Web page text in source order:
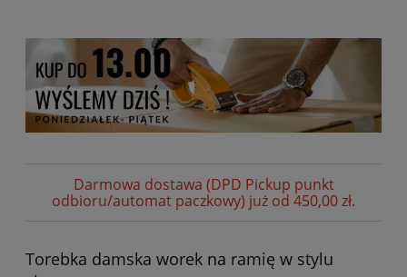
Darmowa dostawa (DPD Pickup punkt
odbioru/automat paczkowy) już od 450,00 zł.
Torebka damska worek na ramię w stylu